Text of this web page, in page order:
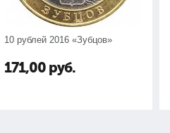
10 рублей 2016 «Зубцов»
171,00 руб.